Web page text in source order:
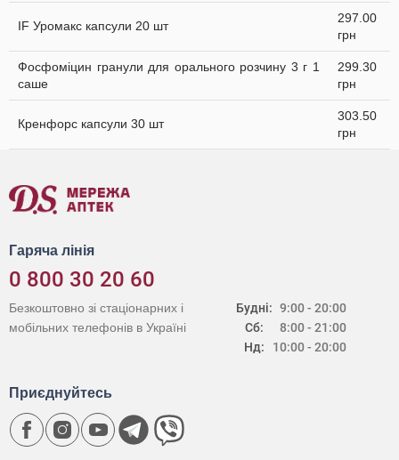
IF Уромакс капсули 20 шт
297.00
грн
Фосфоміцин гранули для орального розчину 3 г 1
саше
299.30
грн
Кренфорс капсули 30 шт
303.50
грн
Гаряча лінія
0 800 30 20 60
Будні:
Сб:
Нд:
9:00 - 20:00
8:00 - 21:00
10:00 - 20:00
Безкоштовно зі стаціонарних і
мобільних телефонів в Україні
Приєднуйтесь